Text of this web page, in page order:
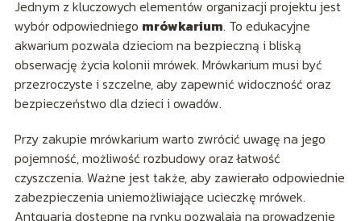
Jednym z kluczowych elementów organizacji projektu jest
wybór odpowiedniego mrówkarium. To edukacyjne
akwarium pozwala dzieciom na bezpieczną i bliską
obserwację życia kolonii mrówek. Mrówkarium musi być
przezroczyste i szczelne, aby zapewnić widoczność oraz
bezpieczeństwo dla dzieci i owadów.
Przy zakupie mrówkarium warto zwrócić uwagę na jego
pojemność, możliwość rozbudowy oraz łatwość
czyszczenia. Ważne jest także, aby zawierało odpowiednie
zabezpieczenia uniemożliwiające ucieczkę mrówek.
Antquaria dostępne na rynku pozwalają na prowadzenie